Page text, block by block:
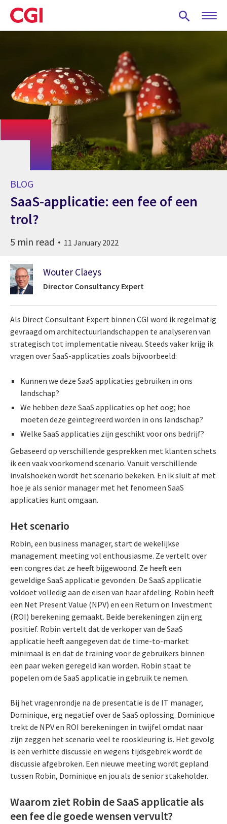
Skip
to
main
BLOG
SaaS-applicatie: een fee of een
trol?
5 min read 11 January 2022
Wouter Claeys
Director Consultancy Expert
Als Direct Consultant Expert binnen CGI word ik regelmatig
gevraagd om architectuurlandschappen te analyseren van
strategisch tot implementatie niveau. Steeds vaker krijg ik
vragen over SaaS-applicaties zoals bijvoorbeeld:
Kunnen we deze SaaS applicaties gebruiken in ons
landschap?
We hebben deze SaaS applicaties op het oog; hoe
moeten deze geïntegreerd worden in ons landschap?
Welke SaaS applicaties zijn geschikt voor ons bedrijf?
Gebaseerd op verschillende gesprekken met klanten schets
ik een vaak voorkomend scenario. Vanuit verschillende
invalshoeken wordt het scenario bekeken. En ik sluit af met
hoe je als senior manager met het fenomeen SaaS
applicaties kunt omgaan.
Het scenario
Robin, een business manager, start de wekelijkse
management meeting vol enthousiasme. Ze vertelt over
een congres dat ze heeft bijgewoond. Ze heeft een
geweldige SaaS applicatie gevonden. De SaaS applicatie
voldoet volledig aan de eisen van haar afdeling. Robin heeft
een Net Present Value (NPV) en een Return on Investment
(ROI) berekening gemaakt. Beide berekeningen zijn erg
positief. Robin vertelt dat de verkoper van de SaaS
applicatie heeft aangegeven dat de time-to-market
minimaal is en dat de training voor de gebruikers binnen
een paar weken geregeld kan worden. Robin staat te
popelen om de SaaS applicatie in gebruik te nemen.
Bij het vragenrondje na de presentatie is de IT manager,
Dominique, erg negatief over de SaaS oplossing. Dominique
trekt de NPV en ROI berekeningen in twijfel omdat naar
zijn zeggen het scenario veel te rooskleuring is. Het gevolg
is een verhitte discussie en wegens tijdsgebrek wordt de
discussie afgebroken. Een nieuwe meeting wordt gepland
tussen Robin, Dominique en jou als de senior stakeholder.
Waarom ziet Robin de SaaS applicatie als
een fee die goede wensen vervult?